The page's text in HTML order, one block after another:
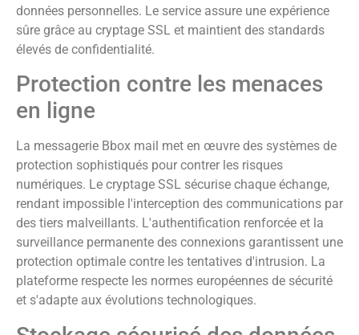
données personnelles. Le service assure une expérience
sûre grâce au cryptage SSL et maintient des standards
élevés de confidentialité.
Protection contre les menaces
en ligne
La messagerie Bbox mail met en œuvre des systèmes de
protection sophistiqués pour contrer les risques
numériques. Le cryptage SSL sécurise chaque échange,
rendant impossible l'interception des communications par
des tiers malveillants. L'authentification renforcée et la
surveillance permanente des connexions garantissent une
protection optimale contre les tentatives d'intrusion. La
plateforme respecte les normes européennes de sécurité
et s'adapte aux évolutions technologiques.